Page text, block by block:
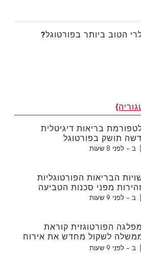
הטוב ביותר בפורטוגל?
בריאות דיגיטלית
תושק בפורטוגל
ב - לפני 8 שעות
הבריאות הפורטוגליות
מפני סכנות הטביעה
ב - לפני 9 שעות
הפורטוגזית קוראת
לשקול מחדש את אירוח
ב - לפני 9 שעות